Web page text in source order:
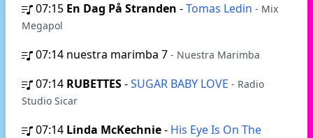
07:15 En Dag På Stranden -Tomas Ledin - Mix
Megapol
07:14 nuestra marimba 7 - Nuestra Marimba
07:14 RUBETTES-SUGAR BABY LOVE - Radio
Studio Sicar
07:14 Linda McKechnie- His Eye Is On The